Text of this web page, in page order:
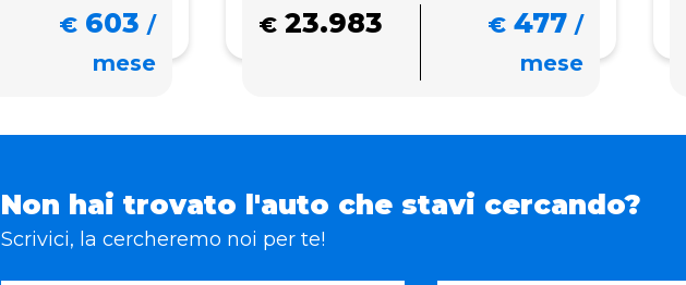
€ 603 /
mese
€ 23.983 € 477 /
mese
Non hai trovato l'auto che stavi cercando?
Scrivici, la cercheremo noi per te!